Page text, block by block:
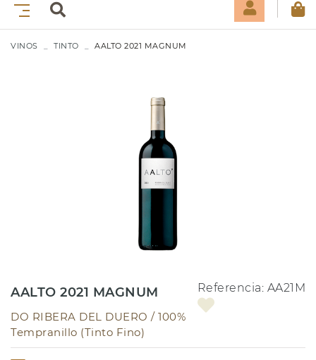
VINOS TINTO AALTO 2021 MAGNUM
AALTO 2021 MAGNUM
DO RIBERA DEL DUERO / 100%
Tempranillo (Tinto Fino)
Referencia: AA21M